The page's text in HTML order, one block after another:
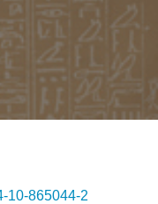
10-865044-2